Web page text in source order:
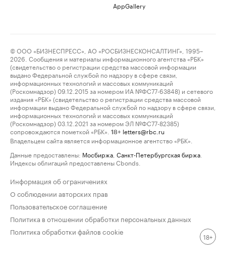
AppGallery
© ООО «БИЗНЕСПРЕСС», АО «РОСБИЗНЕСКОНСАЛТИНГ», 1995–
2026. Сообщения и материалы информационного агентства «РБК»
(свидетельство о регистрации средства массовой информации
выдано Федеральной службой по надзору в сфере связи,
информационных технологий и массовых коммуникаций
(Роскомнадзор) 09.12.2015 за номером ИА №ФС77-63848) и сетевого
издания «РБК» (свидетельство о регистрации средства массовой
информации выдано Федеральной службой по надзору в сфере связи,
информационных технологий и массовых коммуникаций
(Роскомнадзор) 03.12.2021 за номером ЭЛ №ФС77-82385)
сопровождаются пометкой «РБК».
18+ letters@rbc.ru
Владельцем сайта является информационное агентство «РБК».
Данные предоставлены: Мосбиржа Санкт-Петербургская биржа
Индексы облигаций предоставлены Cbonds.
Информация об ограничениях
О соблюдении авторских прав
Пользовательское соглашение
Политика в отношении обработки персональных данных
Политика обработки файлов cookie
18+